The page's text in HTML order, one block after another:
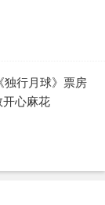
独行月球》票房
开心麻花